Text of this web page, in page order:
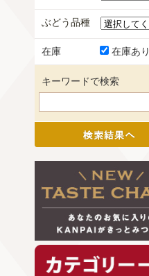
ぶどう品種
在庫 在庫あり
キーワードで検索